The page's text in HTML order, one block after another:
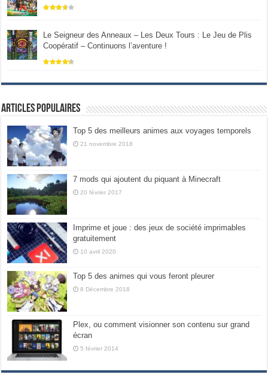
Le Seigneur des Anneaux – Les Deux Tours : Le Jeu de Plis
Coopératif – Continuons l’aventure !
Articles populaires
Top 5 des meilleurs animes aux voyages temporels
21 novembre 2018
7 mods qui ajoutent du piquant à Minecraft
20 février 2017
Imprime et joue : des jeux de société imprimables
gratuitement
10 avril 2020
Top 5 des animes qui vous feront pleurer
8 Décembre 2018
Plex, ou comment visionner son contenu sur grand
écran
5 février 2014